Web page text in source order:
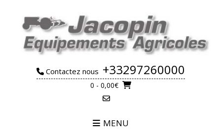
content
Contactez nous +33297260000
0 - 0,00€
MENU